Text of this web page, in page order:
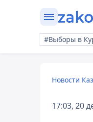
#Выборы в
Новости
17:03, 20